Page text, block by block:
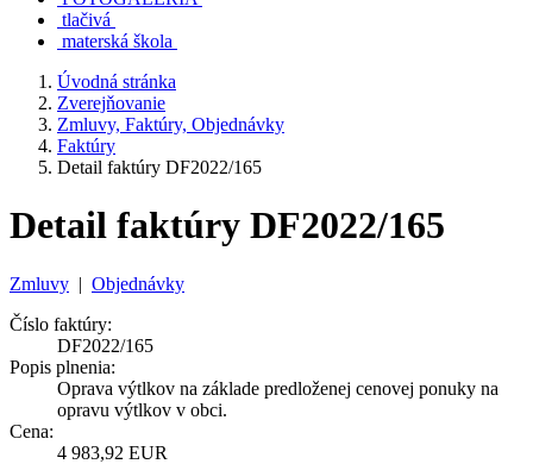
tlačivá
materská škola
Úvodná stránka
Zverejňovanie
Zmluvy, Faktúry, Objednávky
Faktúry
Detail faktúry DF2022/165
Detail faktúry DF2022/165
Zmluvy | Objednávky
Číslo faktúry:
DF2022/165
Popis plnenia:
Oprava výtlkov na základe predloženej cenovej ponuky na
opravu výtlkov v obci.
Cena:
4 983,92 EUR